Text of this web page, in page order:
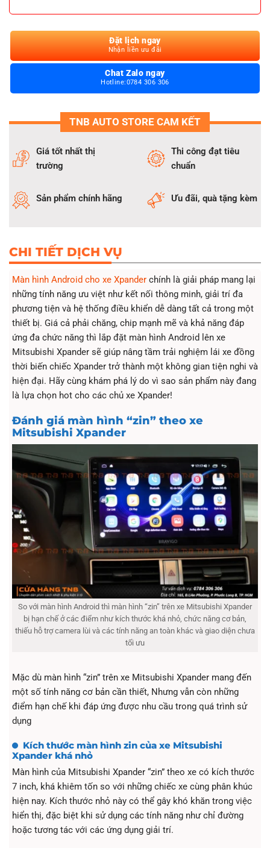
Hỗ trợ dẫn đường, giải trí đa phương tiện, kết nối Bluetooth,
Apple CarPlay, Android Auto.
Lắp đặt dễ dàng, không ảnh hưởng hệ thống điện nguyên
Hỗ trợ lắp đặt và bảo hành dài hạn
Đặt lịch ngay
Nhận liền ưu đãi
Chat Zalo ngay
Hotline:0784 306 306
TNB AUTO STORE CAM KẾT
Giá tốt nhất thị
trường
Thi công đạt tiêu
chuẩn
Sản phẩm chính hãng Ưu đãi, quà tặng kèm
CHI TIẾT DỊCH VỤ
Màn hình Android cho xe Xpanderchính là giải pháp mang lại
những tính năng ưu việt như kết nối thông minh, giải trí đa
phương tiện và hệ thống điều khiển dễ dàng tất cả trong một
thiết bị. Giá cả phải chăng, chip mạnh mẽ và khả năng đáp
ứng đa chức năng thì lắp đặt màn hình Android lên xe
Mitsubishi Xpander sẽ giúp nâng tầm trải nghiệm lái xe đồng
thời biến chiếc Xpander trở thành một không gian tiện nghi và
hiện đại. Hãy cùng khám phá lý do vì sao sản phẩm này đang
là lựa chọn hot cho các chủ xe Xpander!
Đánh giá màn hình “zin” theo xe
Mitsubishi Xpander
So với màn hình Android thì màn hình “zin” trên xe Mitsubishi Xpander
bị hạn chế ở các điểm như kích thước khá nhỏ, chức năng cơ bản,
thiếu hỗ trợ camera lùi và các tính năng an toàn khác và giao diện chưa
tối ưu
Mặc dù màn hình “zin” trên xe Mitsubishi Xpander mang đến
một số tính năng cơ bản cần thiết, Nhưng vẫn còn những
điểm hạn chế khi đáp ứng được nhu cầu trong quá trình sử
dụng
Kích thước màn hình zin của xe Mitsubishi
Xpander khá nhỏ
Màn hình của Mitsubishi Xpander “zin” theo xe có kích thước
7 inch, khá khiêm tốn so với những chiếc xe cùng phân khúc
hiện nay. Kích thước nhỏ này có thể gây khó khăn trong việc
hiển thị, đặc biệt khi sử dụng các tính năng như chỉ đường
hoặc tương tác với các ứng dụng giải trí.